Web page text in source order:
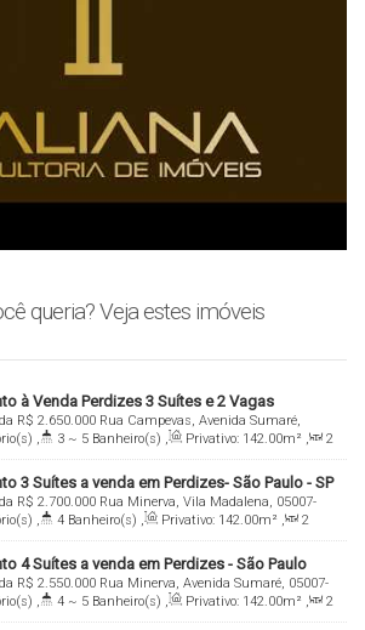
queria? Veja estes imóveis
à Venda Perdizes 3 Suítes e 2 Vagas
R$ 2.650.000 Rua Campevas, Avenida Sumaré,
São Paulo, São Paulo, Brasil
, 3 ~ 5 Banheiro(s) , Privativo: 142.00m² ,
2
Suíte(s) , Total: 142.00m² , 2 Vaga(s) ,
Útil:
3 Suítes a venda em Perdizes- São Paulo - SP
R$ 2.700.000 Rua Minerva, Vila Madalena, 05007-
São Paulo, São Paulo, Brasil
, 4 Banheiro(s) , Privativo: 142.00m² ,
2
Suíte(s) , Total: 142.00m² , 3 Vaga(s) ,
Útil:
Terreno: 1450.00m²
4 Suítes a venda em Perdizes - São Paulo
R$ 2.550.000 Rua Minerva, Avenida Sumaré, 05007-
São Paulo, São Paulo, Brasil
, 4 ~ 5 Banheiro(s) , Privativo: 142.00m² ,
2
Suíte(s) , Total: 142.00m² , 3 Vaga(s) ,
Útil: